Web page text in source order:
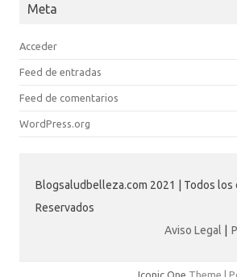
Meta
Acceder
Feed de entradas
Feed de comentarios
WordPress.org
Blogsaludbelleza.com 2021 | Todos los
Reservados
Aviso Legal |
Iconic One Theme |